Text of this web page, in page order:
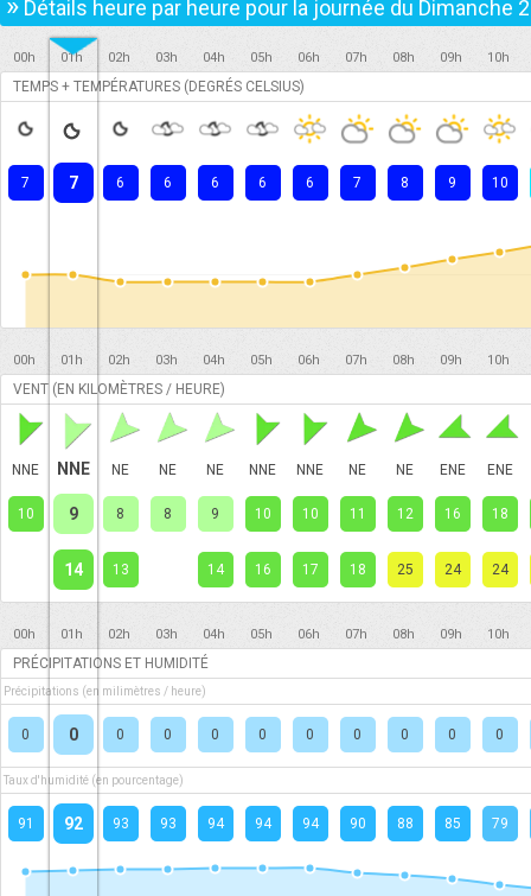
Détails heure par heure pour la journée du Dimanche
00h 01h 02h 03h 04h 05h 06h 07h 08h 09h 10h
TEMPS + TEMPÉRATURES (DEGRÉS CELSIUS)
7 7 6 6 6 6 6 7 8 9 10
00h 01h 02h 03h 04h 05h 06h 07h 08h 09h 10h
VENT (EN KILOMÈTRES / HEURE)
NNE NNE NE NE NE NNE NNE NE NE ENE ENE
10 9 8 8 9 10 10 11 12 16 18
14 13 14 16 17 18 25 24 24
00h 01h 02h 03h 04h 05h 06h 07h 08h 09h 10h
PRÉCIPITATIONS ET HUMIDITÉ
Précipitations (en milimètres / heure)
0 0 0 0 0 0 0 0 0 0 0
Taux d'humidité (en pourcentage)
91 92 93 93 94 94 94 90 88 85 79